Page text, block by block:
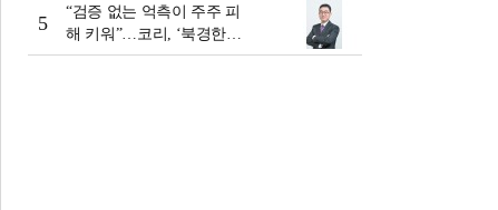
5
“검증 없는 억측이 주주 피
해 키워”…코리, ‘북경한미
미수채권 논란’ 정면 반박